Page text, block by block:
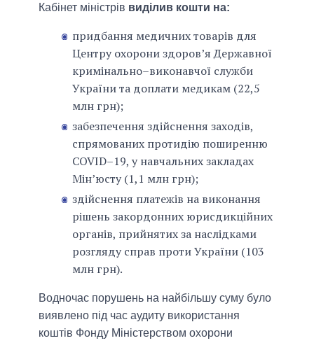
Кабінет міністрів виділив кошти на:
придбання медичних товарів для
Центру охорони здоров’я Державної
кримінально–виконавчої служби
України та доплати медикам (22,5
млн грн);
забезпечення здійснення заходів,
спрямованих протидію поширенню
COVID–19, у навчальних закладах
Мін’юсту (1,1 млн грн);
здійснення платежів на виконання
рішень закордонних юрисдикційних
органів, прийнятих за наслідками
розгляду справ проти України (103
млн грн).
Водночас порушень на найбільшу суму було
виявлено під час аудиту використання
коштів Фонду Міністерством охорони